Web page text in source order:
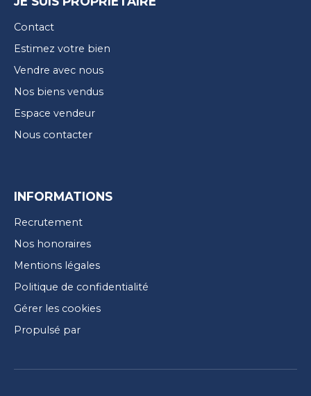
Contact
Estimez votre bien
Vendre avec nous
Nos biens vendus
Espace vendeur
Nous contacter
INFORMATIONS
Recrutement
Nos honoraires
Mentions légales
Politique de confidentialité
Gérer les cookies
Propulsé par